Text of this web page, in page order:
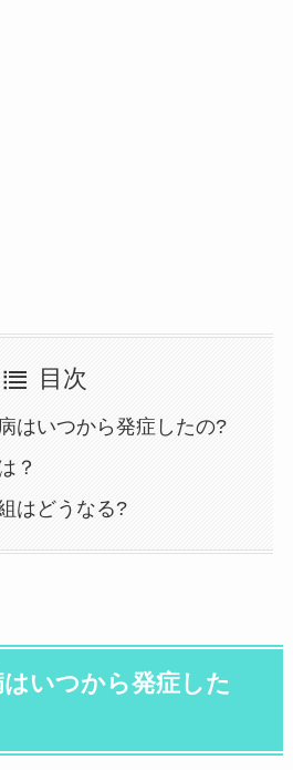
目次
はいつから発症したの?
？
はどうなる?
いつから発症した